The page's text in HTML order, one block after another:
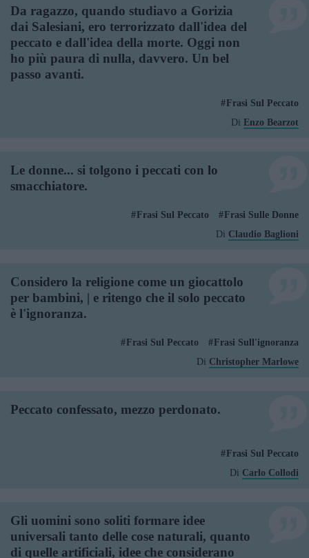
Da ragazzo, quando studiavo a Gorizia
dai Salesiani, ero terrorizzato dall'idea del
peccato e dall'idea della morte. Oggi non
ho più paura di nulla, davvero. Un bel
passo avanti.
Frasi Sul Peccato
Di Enzo Bearzot
Le donne... si tolgono i peccati con lo
smacchiatore.
Frasi Sul Peccato
Frasi Sulle Donne
Di Claudio Baglioni
Considero la religione come un giocattolo
per bambini, | e ritengo che il solo peccato
è l'ignoranza.
Frasi Sul Peccato
Frasi Sull'ignoranza
Di Christopher Marlowe
Peccato confessato, mezzo perdonato.
Frasi Sul Peccato
Di Carlo Collodi
Gli uomini sono soliti formare idee
universali tanto delle cose naturali, quanto
di quelle artificiali, idee che considerano